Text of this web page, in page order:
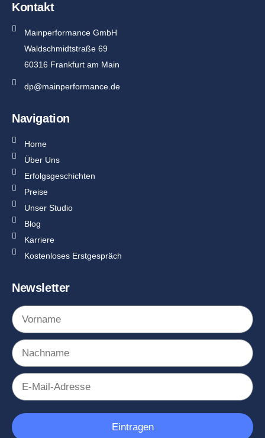
Kontakt
Mainperformance GmbH
Waldschmidtstraße 69
60316 Frankfurt am Main
dp@mainperformance.de
Navigation
Home
Über Uns
Erfolgsgeschichten
Preise
Unser Studio
Blog
Karriere
Kostenloses Erstgespräch
Newsletter
Eintragen